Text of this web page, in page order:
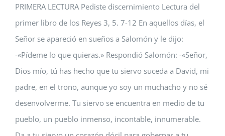
PRIMERA LECTURA Pediste discernimiento Lectura del
primer libro de los Reyes 3, 5. 7-12 En aquellos días, el
Señor se apareció en sueños a Salomón y le dijo:
-«Pídeme lo que quieras.» Respondió Salomón: -«Señor,
Dios mío, tú has hecho que tu siervo suceda a David, mi
padre, en el trono, aunque yo soy un muchacho y no sé
desenvolverme. Tu siervo se encuentra en medio de tu
pueblo, un pueblo inmenso, incontable, innumerable.